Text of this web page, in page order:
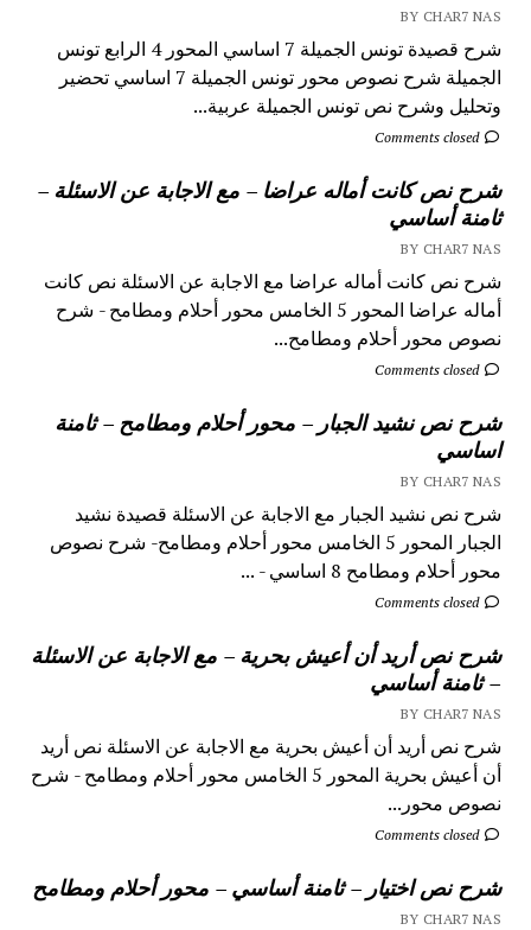
BY CHAR7 NAS
شرح قصيدة تونس الجميلة 7 اساسي المحور 4 الرابع تونس
الجميلة شرح نصوص محور تونس الجميلة 7 اساسي تحضير
وتحليل وشرح نص تونس الجميلة عربية...
Comments closed
شرح نص كانت أماله عراضا – مع الاجابة عن الاسئلة –
ثامنة أساسي
BY CHAR7 NAS
شرح نص كانت أماله عراضا مع الاجابة عن الاسئلة نص كانت
أماله عراضا المحور 5 الخامس محور أحلام ومطامح - شرح
نصوص محور أحلام ومطامح...
Comments closed
شرح نص نشيد الجبار – محور أحلام ومطامح – ثامنة
اساسي
BY CHAR7 NAS
شرح نص نشيد الجبار مع الاجابة عن الاسئلة قصيدة نشيد
الجبار المحور 5 الخامس محور أحلام ومطامح- شرح نصوص
محور أحلام ومطامح 8 اساسي - ...
Comments closed
شرح نص أريد أن أعيش بحرية – مع الاجابة عن الاسئلة
– ثامنة أساسي
BY CHAR7 NAS
شرح نص أريد أن أعيش بحرية مع الاجابة عن الاسئلة نص أريد
أن أعيش بحرية المحور 5 الخامس محور أحلام ومطامح - شرح
نصوص محور...
Comments closed
شرح نص اختيار – ثامنة أساسي – محور أحلام ومطامح
BY CHAR7 NAS